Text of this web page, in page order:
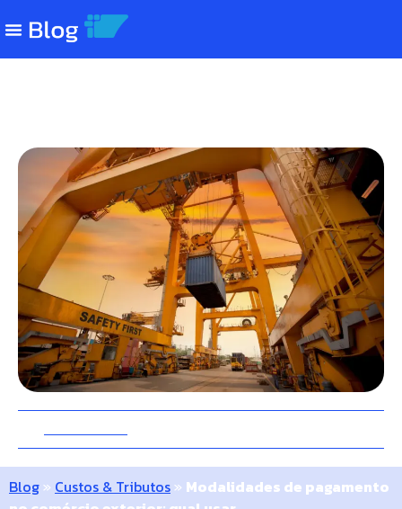
Blog » Custos & Tributos » Modalidades de pagamento